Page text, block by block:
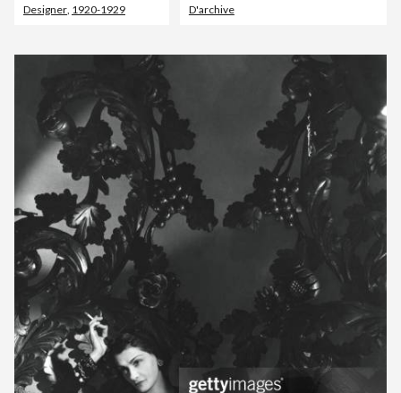
Designer, 1920-1929 D'archive